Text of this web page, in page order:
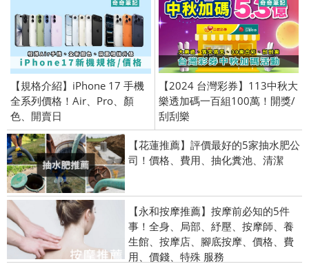
【規格介紹】iPhone 17 手機
全系列價格！Air、Pro、顏
色、開賣日
【2024 台灣彩券】113中秋大
樂透加碼一百組100萬！開獎/
刮刮樂
【花蓮推薦】評價最好的5家抽水肥公
司！價格、費用、抽化糞池、清潔
【永和按摩推薦】按摩前必知的5件
事！全身、局部、紓壓、按摩師、養
生館、按摩店、腳底按摩、價格、費
用、價錢、特殊 服務